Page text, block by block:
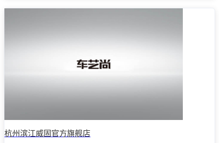
杭州滨江威固官方旗舰店